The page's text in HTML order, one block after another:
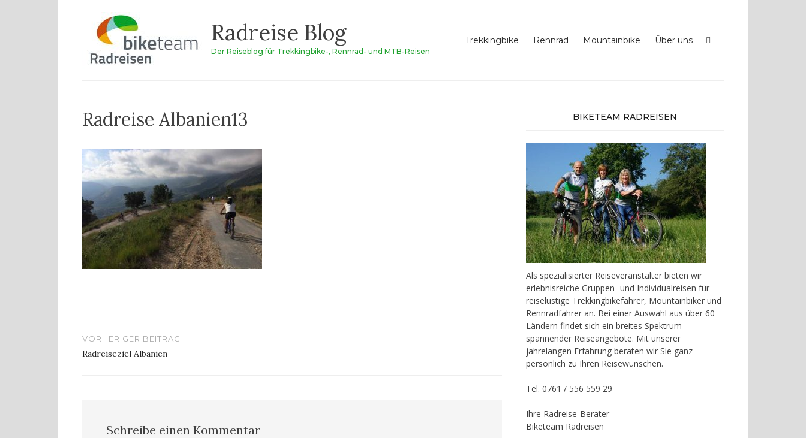
springen
Radreise Blog
Der Reiseblog für Trekkingbike-, Rennrad- und MTB-Reisen
Trekkingbike Rennrad Mountainbike Über uns
Radreise Albanien13
Beitragsnavigation
VORHERIGER BEITRAG
Radreiseziel Albanien
Schreibe einen Kommentar
BIKETEAM RADREISEN
Als spezialisierter Reiseveranstalter bieten wir
erlebnisreiche Gruppen- und Individualreisen für
reiselustige Trekkingbikefahrer, Mountainbiker und
Rennradfahrer an. Bei einer Auswahl aus über 60
Ländern findet sich ein breites Spektrum
spannender Reiseangebote. Mit unserer
jahrelangen Erfahrung beraten wir Sie ganz
persönlich zu Ihren Reisewünschen.
Tel. 0761 / 556 559 29
Ihre Radreise-Berater
Biketeam Radreisen